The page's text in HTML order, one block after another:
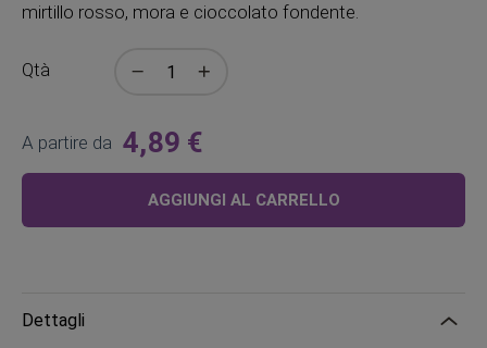
mirtillo rosso, mora e cioccolato fondente.
Qtà
A partire da 4,89 €
AGGIUNGI AL CARRELLO
Dettagli